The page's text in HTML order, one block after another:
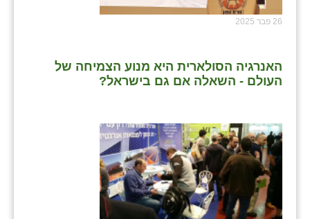
26 פבר 2025
האנרגיה הסולארית היא מנוע הצמיחה של
העולם - השאלה אם גם בישראל?